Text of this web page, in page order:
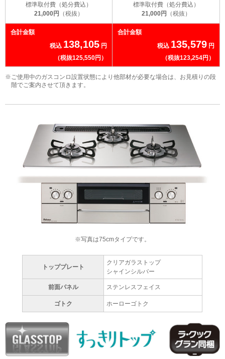
標準取付費（処分費込）
21,000円
（税抜）
標準取付費（処分費込）
21,000円
（税抜）
合計金額
税込 138,105 円
（税抜125,550円）
合計金額
税込 135,579 円
（税抜123,254円）
※ご使用中のガスコンロ設置状態により他部材が必要な場合は、お見積りの段
階でご案内させて頂きます。
※写真は75cmタイプです。
トッププレート
クリアガラストップ
シャインシルバー
前面パネル ステンレスフェイス
ゴトク ホーローゴトク